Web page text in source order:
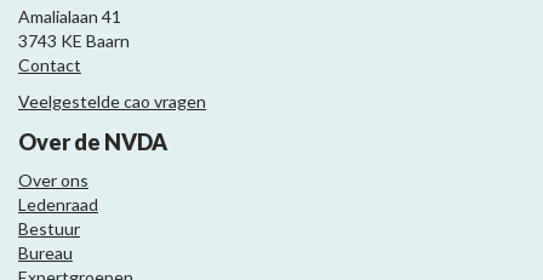
Amalialaan 41
3743 KE Baarn
Contact
Veelgestelde cao vragen
Over de NVDA
Over ons
Ledenraad
Bestuur
Bureau